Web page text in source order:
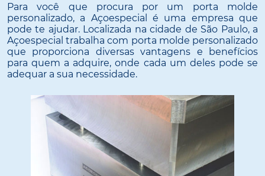
Para você que procura por um porta molde
personalizado, a Açoespecial é uma empresa que
pode te ajudar. Localizada na cidade de São Paulo, a
Açoespecial trabalha com porta molde personalizado
que proporciona diversas vantagens e benefícios
para quem a adquire, onde cada um deles pode se
adequar a sua necessidade.